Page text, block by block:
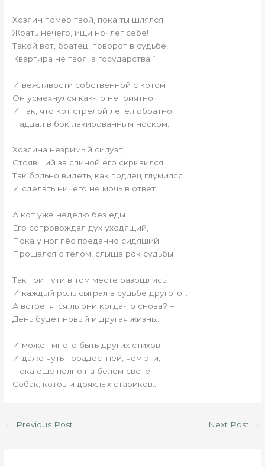
Хозяин помер твой, пока ты шлялся.
Жрать нечего, ищи ночлег себе!
Такой вот, братец, поворот в судьбе,
Квартира не твоя, а государства.”
И вежливости собственной с котом
Он усмехнулся как-то неприятно
И так, что кот стрелой летел обратно,
Наддал в бок лакированным носком.
Хозяина незримый силуэт,
Стоявший за спиной его скривился.
Так больно видеть, как подлец глумился
И сделать ничего не мочь в ответ.
А кот уже неделю без еды
Его сопровождал дух уходящий,
Пока у ног пёс преданно сидящий
Прощался с телом, слыша рок судьбы.
Так три пути в том месте разошлись
И каждый роль сыграл в судьбе другого…
А встретятся ль они когда-то снова? –
День будет новый и другая жизнь…
И может много быть других стихов
И даже чуть порадостней, чем эти,
Пока ещё полно на белом свете
Собак, котов и дряхлых стариков…
← Previous Post Next Post →